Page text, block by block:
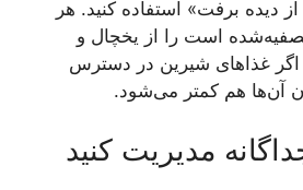
دیده برفت» استفاده کنید. هر
است را از یخچال و
اگر غذا‌های شیرین در دسترس
آن‌ها هم کمتر می‌شود.
مدیریت کنید